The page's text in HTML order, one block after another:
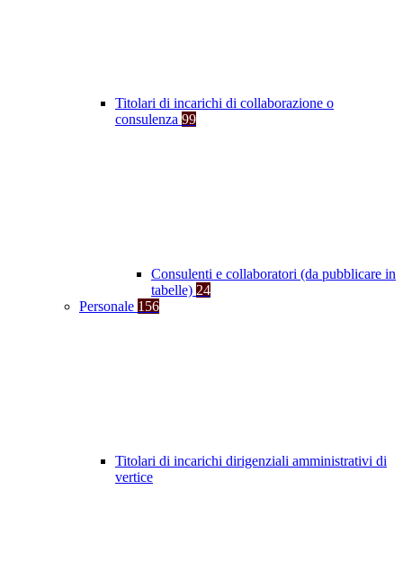
Titolari di incarichi di collaborazione o
consulenza 99
Consulenti e collaboratori (da pubblicare in
tabelle) 24
Personale 156
Titolari di incarichi dirigenziali amministrativi di
vertice